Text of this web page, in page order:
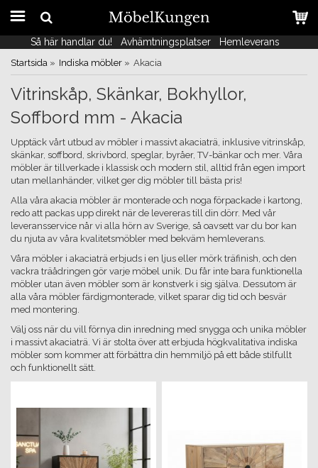
Så här handlar du! Avhämtningsplatser Hemleverans
Så här handlar du! Avhämtningsplatser Hemleverans
Startsida » Indiska möbler » Akacia
Vitrinskåp, Skänkar, Bokhyllor,
Soffbord mm - Akacia
Upptäck vårt utbud av möbler i massivt akaciaträ, inklusive vitrinskåp,
skänkar, soffbord, skrivbord, speglar, byråer, TV-bänkar och mer. Våra
möbler är tillverkade i klassisk och modern stil, alltid från egen import
utan mellanhänder, vilket ger dig möbler till bästa pris!
Alla våra akacia möbler är monterade och noga förpackade i kartong,
redo att packas upp direkt när de levereras till din dörr. Med vår
leveransservice når vi alla hörn av Sverige, så oavsett var du bor kan
du njuta av våra kvalitetsmöbler med bekväm hemleverans.
Våra möbler i akaciaträ erbjuds i en ljus eller mörk träfinish, och den
vackra träådringen gör varje möbel unik. Du får inte bara funktionella
möbler utan även möbler som är konstverk i sig själva. Dessutom är
alla våra möbler färdigmonterade, vilket sparar dig tid och besvär
med montering.
Välj oss när du vill förnya din inredning med snygga och unika möbler
i massivt akaciaträ. Vi är stolta över att erbjuda högkvalitativa indiska
möbler som kommer att förbättra din hemmiljö på ett både stilfullt
och funktionellt sätt.